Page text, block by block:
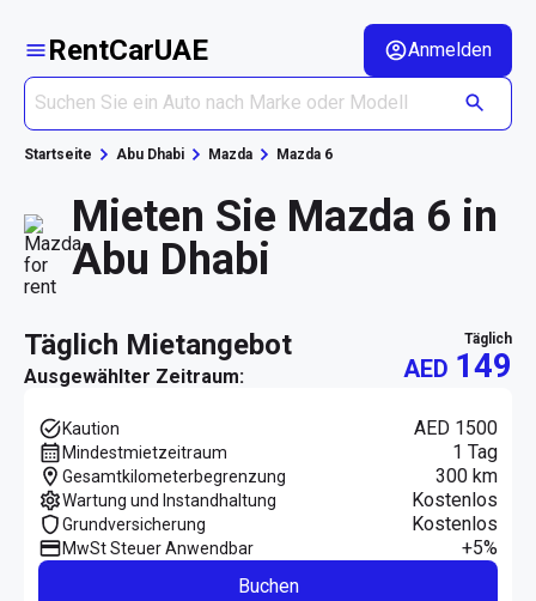
RentCarUAE Anmelden
Startseite Abu Dhabi Mazda Mazda 6
Mieten Sie Mazda 6 in
Abu Dhabi
täglich Mietangebot
Ausgewählter Zeitraum:
täglich
AED 149
Kaution AED 1500
Mindestmietzeitraum 1 Tag
Gesamtkilometerbegrenzung 300 km
Wartung und Instandhaltung Kostenlos
Grundversicherung Kostenlos
MwSt Steuer Anwendbar
+5%
Buchen